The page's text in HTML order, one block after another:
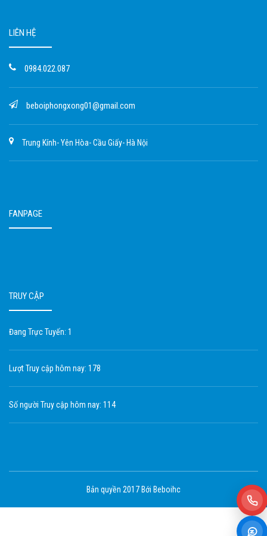
LIÊN HỆ
0984.022.087
beboiphongxong01@gmail.com
Trung Kính- Yên Hòa- Cầu Giấy- Hà Nội
FANPAGE
TRUY CẬP
Đang Trực Tuyến: 1
Lượt Truy cập hôm nay: 178
Số người Truy cập hôm nay: 114
Bản quyền 2017 Bới Beboihc